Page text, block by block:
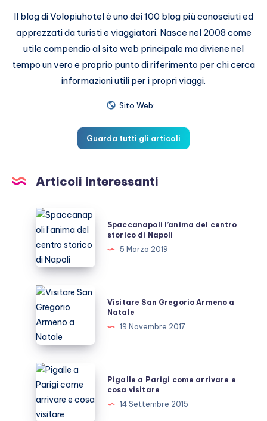
Il blog di Volopiuhotel è uno dei 100 blog più conosciuti ed
apprezzati da turisti e viaggiatori. Nasce nel 2008 come
utile compendio al sito web principale ma diviene nel
tempo un vero e proprio punto di riferimento per chi cerca
informazioni utili per i propri viaggi.
Sito Web:
Guarda tutti gli articoli
Articoli interessanti
Spaccanapoli
l’anima
del
centro
storico
di
Napoli
Spaccanapoli l’anima del centro
storico di Napoli
5 Marzo 2019
Visitare
San
Gregorio
Armeno
Natale
Visitare San Gregorio Armeno a
Natale
19 Novembre 2017
Pigalle
a
Parigi
come
Pigalle a Parigi come arrivare e
cosa visitare
14 Settembre 2015